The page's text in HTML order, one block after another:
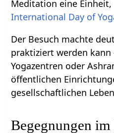
Meditation eine Einheit,
International Day of
Der Besuch machte
praktiziert werden
Yogazentren oder
öffentlichen
gesellschaftlichen
Begegnungen im